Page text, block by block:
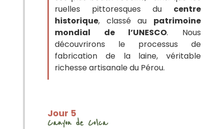
ruelles pittoresques du centre
historique, classé au patrimoine
mondial de l’UNESCO. Nous
découvrirons le processus de
fabrication de la laine, véritable
richesse artisanale du Pérou.
Jour 5
Canyon de Colca